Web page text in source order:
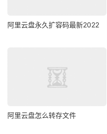
阿里云盘永久扩容码最新2022
阿里云盘怎么转存文件